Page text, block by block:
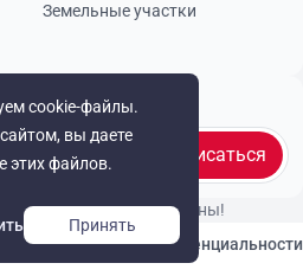
cookie-файлы.
вы даете
этих файлов.
Принять
в курсе
Подписаться
Земельные участки
2026. Все права защищены!
Политика конфиденциальности